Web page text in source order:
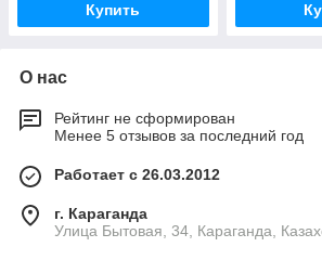
Купить
О нас
Рейтинг не сформирован
Менее 5 отзывов за последний год
Работает с 26.03.2012
г. Караганда
Улица Бытовая, 34, Караганда,